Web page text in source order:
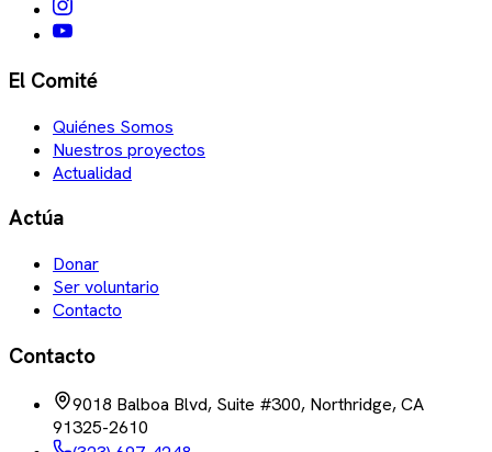
El Comité
Quiénes Somos
Nuestros proyectos
Actualidad
Actúa
Donar
Ser voluntario
Contacto
Contacto
9018 Balboa Blvd, Suite #300, Northridge, CA
91325-2610